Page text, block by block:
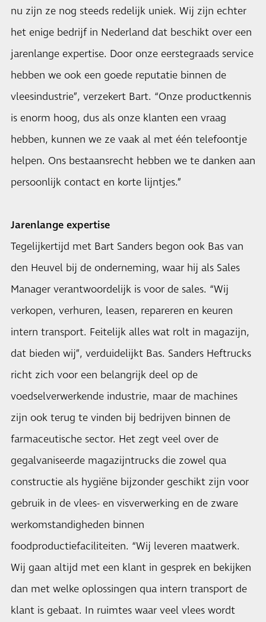
nu zijn ze nog steeds redelijk uniek. Wij zijn echter
het enige bedrijf in Nederland dat beschikt over een
jarenlange expertise. Door onze eerstegraads service
hebben we ook een goede reputatie binnen de
vleesindustrie”, verzekert Bart. “Onze productkennis
is enorm hoog, dus als onze klanten een vraag
hebben, kunnen we ze vaak al met één telefoontje
helpen. Ons bestaansrecht hebben we te danken aan
persoonlijk contact en korte lijntjes.”
Jarenlange expertise
Tegelijkertijd met Bart Sanders begon ook Bas van
den Heuvel bij de onderneming, waar hij als Sales
Manager verantwoordelijk is voor de sales. “Wij
verkopen, verhuren, leasen, repareren en keuren
intern transport. Feitelijk alles wat rolt in magazijn,
dat bieden wij”, verduidelijkt Bas. Sanders Heftrucks
richt zich voor een belangrijk deel op de
voedselverwerkende industrie, maar de machines
zijn ook terug te vinden bij bedrijven binnen de
farmaceutische sector. Het zegt veel over de
gegalvaniseerde magazijntrucks die zowel qua
constructie als hygiëne bijzonder geschikt zijn voor
gebruik in de vlees- en visverwerking en de zware
werkomstandigheden binnen
foodproductiefaciliteiten. “Wij leveren maatwerk.
Wij gaan altijd met een klant in gesprek en bekijken
dan met welke oplossingen qua intern transport de
klant is gebaat. In ruimtes waar veel vlees wordt